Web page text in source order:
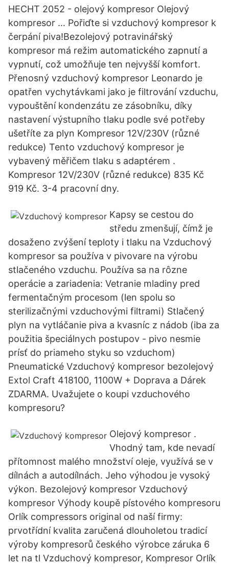
HECHT 2052 - olejový kompresor Olejový
kompresor … Pořiďte si vzduchový kompresor k
čerpání piva!Bezolejový potravinářský
kompresor má režim automatického zapnutí a
vypnutí, což umožňuje ten nejvyšší komfort.
Přenosný vzduchový kompresor Leonardo je
opatřen vychytávkami jako je filtrování vzduchu,
vypouštění kondenzátu ze zásobníku, díky
nastavení výstupního tlaku podle své potřeby
ušetříte za plyn Kompresor 12V/230V (různé
redukce) Tento vzduchový kompresor je
vybavený měřičem tlaku s adaptérem .
Kompresor 12V/230V (různé redukce) 835 Kč
919 Kč. 3-4 pracovní dny.
Kapsy se cestou do
středu zmenšují, čímž je
dosaženo zvýšení teploty i tlaku na Vzduchový
kompresor sa používa v pivovare na výrobu
stlačeného vzduchu. Používa sa na rôzne
operácie a zariadenia: Vetranie mladiny pred
fermentačným procesom (len spolu so
sterilizačnými vzduchovými filtrami) Stlačený
plyn na vytláčanie piva a kvasníc z nádob (iba za
použitia špeciálnych postupov - pivo nesmie
prísť do priameho styku so vzduchom)
Pneumatické Vzduchový kompresor bezolejový
Extol Craft 418100, 1100W + Doprava a Dárek
ZDARMA. Uvažujete o koupi vzduchového
kompresoru?
Olejový kompresor .
Vhodný tam, kde nevadí
přítomnost malého množství oleje, využívá se v
dílnách a autodílnách. Jeho výhodou je vysoký
výkon. Bezolejový kompresor Vzduchový
kompresor Výhody koupě pístového kompresoru
Orlík compressors original od naší firmy:
prvotřídní kvalita zaručená dlouholetou tradicí
výroby kompresorů českého výrobce záruka 6
let na tl Vzduchový kompresor, Kompresor Orlík